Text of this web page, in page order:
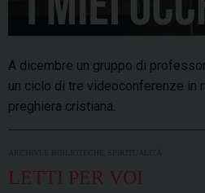
A dicembre un gruppo di
un ciclo di tre videoconferenze in
preghiera cristiana.
LETTI PER VOI